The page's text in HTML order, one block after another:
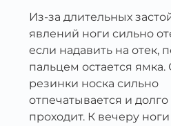
Из-за длительных
явлений ноги сильно
если надавить на отек,
пальцем остается ямка.
резинки носка сильно
отпечатывается и долго
проходит. К вечеру ноги